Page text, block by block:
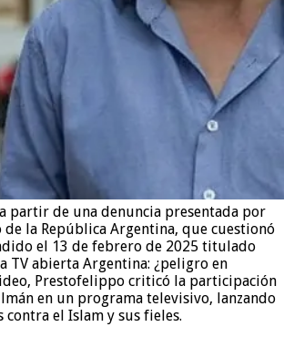
partir de una denuncia presentada por
de la República Argentina, que cuestionó
el 13 de febrero de 2025 titulado
TV abierta Argentina: ¿peligro en
Prestofelippo criticó la participación
en un programa televisivo, lanzando
contra el Islam y sus fieles.